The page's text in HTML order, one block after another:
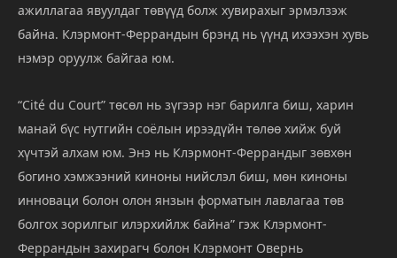
ажиллагаа явуулдаг төвүүд болж хувирахыг эрмэлзэж
байна. Клэрмонт-Феррандын брэнд нь үүнд ихээхэн хувь
нэмэр оруулж байгаа юм.
“Cité du Court” төсөл нь зүгээр нэг барилга биш, харин
манай бүс нутгийн соёлын ирээдүйн төлөө хийж буй
хүчтэй алхам юм. Энэ нь Клэрмонт-Феррандыг зөвхөн
богино хэмжээний киноны нийслэл биш, мөн киноны
инноваци болон олон янзын форматын лавлагаа төв
болгох зорилгыг илэрхийлж байна” гэж Клэрмонт-
Феррандын захирагч болон Клэрмонт Овернь